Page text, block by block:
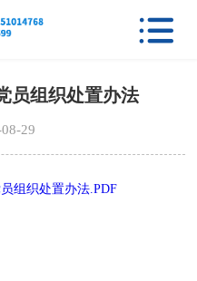

员组织处置办法
29
组织处置办法.PDF